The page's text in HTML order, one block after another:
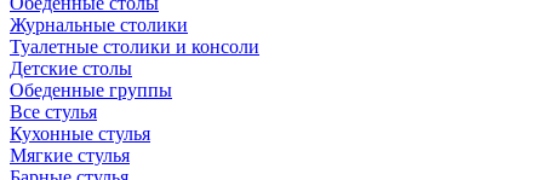
Журнальные столики
Туалетные столики и консоли
Детские столы
Обеденные группы
Все стулья
Кухонные стулья
Мягкие стулья